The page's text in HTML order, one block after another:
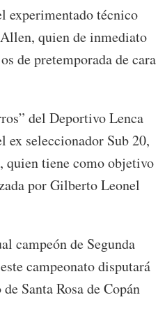
experimentado técnico
quien de inmediato
de pretemporada de cara
del Deportivo Lenca
ex seleccionador Sub 20,
tiene como objetivo
por Gilberto Leonel
campeón de Segunda
campeonato disputará
Santa Rosa de Copán